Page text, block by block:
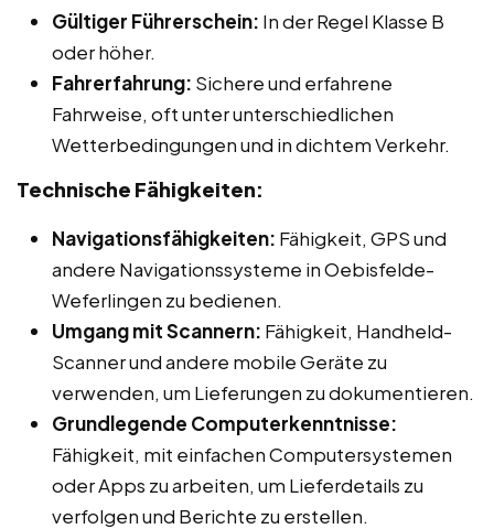
Gültiger Führerschein: In der Regel Klasse B
oder höher.
Fahrerfahrung: Sichere und erfahrene
Fahrweise, oft unter unterschiedlichen
Wetterbedingungen und in dichtem Verkehr.
Technische Fähigkeiten:
Navigationsfähigkeiten: Fähigkeit, GPS und
andere Navigationssysteme in Oebisfelde-
Weferlingen zu bedienen.
Umgang mit Scannern: Fähigkeit, Handheld-
Scanner und andere mobile Geräte zu
verwenden, um Lieferungen zu dokumentieren.
Grundlegende Computerkenntnisse:
Fähigkeit, mit einfachen Computersystemen
oder Apps zu arbeiten, um Lieferdetails zu
verfolgen und Berichte zu erstellen.